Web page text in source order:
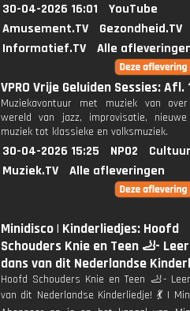
30-04-2026 16:01
YouTube
Amusement.TV
Gezondheid.TV
Informatief.TV
Alle
VPRO Vrije Geluiden Sessies: Afl.
Muziekavontuur met muziek van
wereld van jazz, improvisatie,
muziek tot klassieke en volksmuziek.
30-04-2026 15:25 NPO2
Muziek.TV
Alle afleveringen
Minidisco | Kinderliedjes: Hoofd
Schouders Knie en Teen 🦶-
dans van dit Nederlandse
Hoofd Schouders Knie en Teen 🦶-
van dit Nederlandse Kinderliedje! 💃 |